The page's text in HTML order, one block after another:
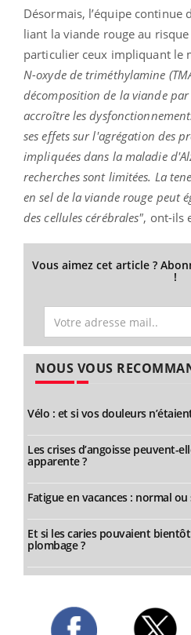
Désormais, l’équipe continue
liant la viande rouge au
particulier ceux impliquant le
N-oxyde de triméthylamine
décomposition de la viande
accroître les
ses effets sur l'agrégation des
impliquées dans la maladie
recherches sont limitées. La
en sel de la viande rouge peut
des cellules cérébrales", ont-ils
Vous aimez cet article ?
!
NOUS VOUS
Vélo : et si vos douleurs
Les crises d’angoisse peuvent-
apparente ?
Fatigue en vacances : normal ou
Et si les caries pouvaient
plombage ?